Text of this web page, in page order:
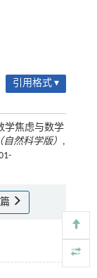
引用格式 ▾
学焦虑与数学
然科学版） ,